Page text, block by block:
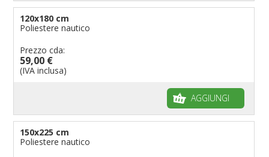
120x180 cm
Poliestere nautico
Prezzo cda:
59,00 €
(IVA inclusa)
AGGIUNGI
150x225 cm
Poliestere nautico